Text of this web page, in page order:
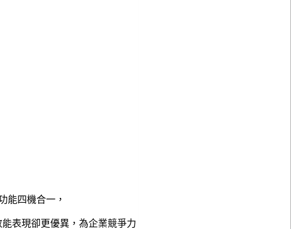
能四機合一，
表現卻更優異，為企業競爭力